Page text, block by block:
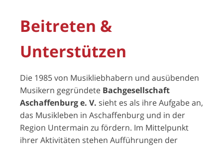
Beitreten &
Unterstützen
Die 1985 von Musikliebhabern und ausübenden
Musikern gegründete Bachgesellschaft
Aschaffenburg e. V. sieht es als ihre Aufgabe an,
das Musikleben in Aschaffenburg und in der
Region Untermain zu fördern. Im Mittelpunkt
ihrer Aktivitäten stehen Aufführungen der